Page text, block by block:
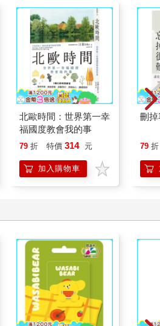
北歐時間：世界第一幸
福國度教會我的事
79 折 特價 314 元
加入購物車
刪
79 折